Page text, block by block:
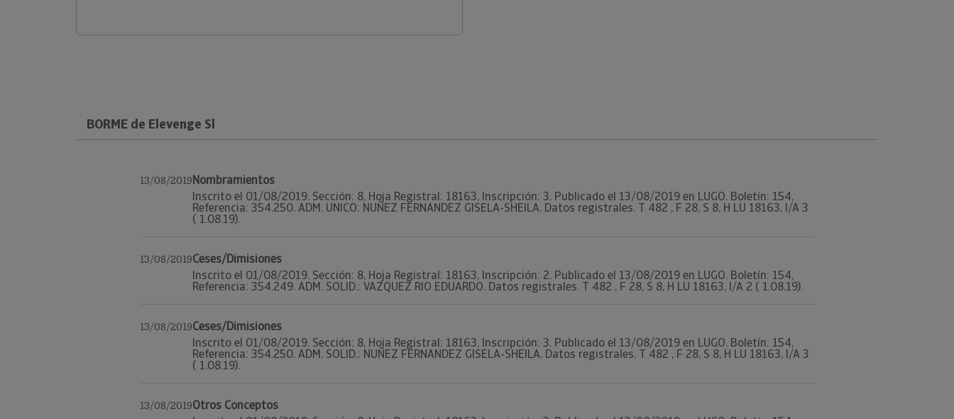
BORME de Elevenge Sl
13/08/2019Nombramientos
Inscrito el 01/08/2019. Sección: 8, Hoja Registral: 18163, Inscripción: 3. Publicado el 13/08/2019 en LUGO. Boletín: 154,
Referencia: 354.250. ADM. UNICO: NUÑEZ FERNANDEZ GISELA-SHEILA. Datos registrales. T 482 , F 28, S 8, H LU 18163, I/A 3
( 1.08.19).
13/08/2019Ceses/Dimisiones
Inscrito el 01/08/2019. Sección: 8, Hoja Registral: 18163, Inscripción: 2. Publicado el 13/08/2019 en LUGO. Boletín: 154,
Referencia: 354.249. ADM. SOLID.: VAZQUEZ RIO EDUARDO. Datos registrales. T 482 , F 28, S 8, H LU 18163, I/A 2 ( 1.08.19).
13/08/2019Ceses/Dimisiones
Inscrito el 01/08/2019. Sección: 8, Hoja Registral: 18163, Inscripción: 3. Publicado el 13/08/2019 en LUGO. Boletín: 154,
Referencia: 354.250. ADM. SOLID.: NUÑEZ FERNANDEZ GISELA-SHEILA. Datos registrales. T 482 , F 28, S 8, H LU 18163, I/A 3
( 1.08.19).
13/08/2019Otros Conceptos